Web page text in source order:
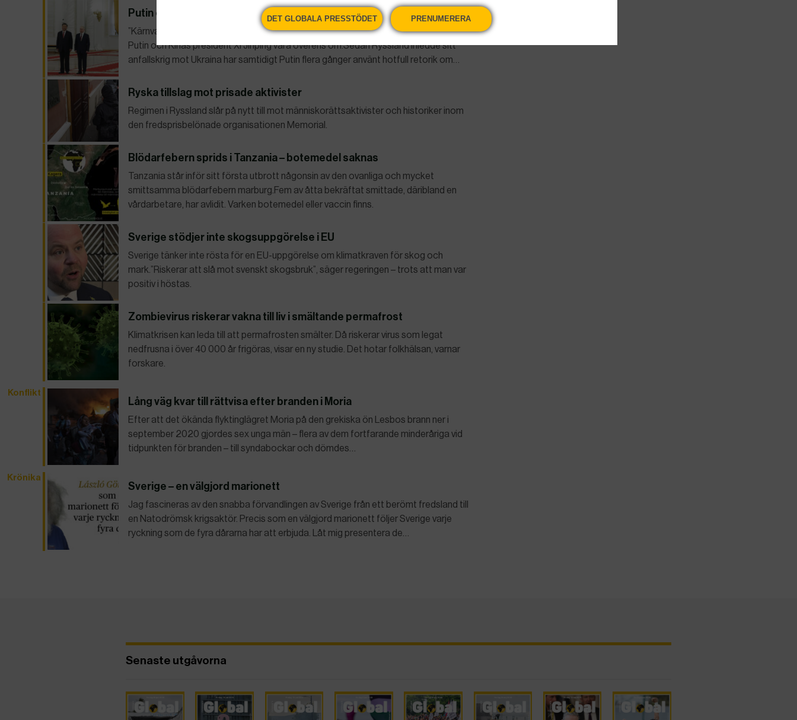
Putin och Xi: Aldrig kärnvapenkrig
”Kärnvapenkrig får aldrig släppas lös”. Det säger sig Rysslands president Vladimir
Putin och Kinas president Xi Jinping vara överens om.Sedan Ryssland inledde sitt
anfallskrig mot Ukraina har samtidigt Putin flera gånger använt hotfull retorik om…
Ryska tillslag mot prisade aktivister
Regimen i Ryssland slår på nytt till mot människorättsaktivister och historiker inom
den fredsprisbelönade organisationen Memorial.
Blödarfebern sprids i Tanzania – botemedel saknas
Tanzania står inför sitt första utbrott någonsin av den ovanliga och mycket
smittsamma blödarfebern marburg.Fem av åtta bekräftat smittade, däribland en
vårdarbetare, har avlidit. Varken botemedel eller vaccin finns.
Sverige stödjer inte skogsuppgörelse i EU
Sverige tänker inte rösta för en EU-uppgörelse om klimatkraven för skog och
mark.”Riskerar att slå mot svenskt skogsbruk”, säger regeringen – trots att man var
positiv i höstas.
Zombievirus riskerar vakna till liv i smältande permafrost
Klimatkrisen kan leda till att permafrosten smälter. Då riskerar virus som legat
nedfrusna i över 40 000 år frigöras, visar en ny studie. Det hotar folkhälsan, varnar
forskare.
Konflikt
Lång väg kvar till rättvisa efter branden i Moria
Efter att det ökända flyktinglägret Moria på den grekiska ön Lesbos brann ner i
september 2020 gjordes sex unga män – flera av dem fortfarande minderåriga vid
tidpunkten för branden – till syndabockar och dömdes…
Krönika
Sverige – en välgjord marionett
Jag fascineras av den snabba förvandlingen av Sverige från ett berömt fredsland till
en Natodrömsk krigsaktör. Precis som en välgjord marionett följer Sverige varje
ryckning som de fyra dårarna har att erbjuda. Låt mig presentera de…
Senaste utgåvorna
DET GLOBALA PRESSTÖDET PRENUMERERA